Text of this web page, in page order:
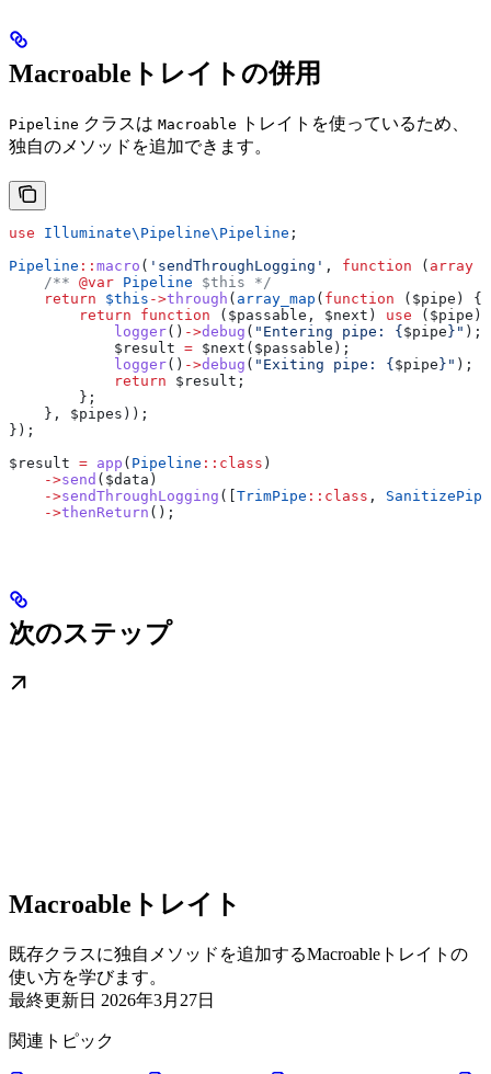
Macroableトレイトの併用
Pipeline クラスは Macroable
トレイトを使っているため、
独自のメソッドを追加できます。
use Illuminate\Pipeline\ Pipeline ;
Pipeline :: macro ( 'sendThroughLogging' , function ( array
    /**
@var Pipeline $this */
    return
$this ->through ( array_map ( function ( $pipe ) {
        return
function ( $passable , $next ) use ( $pipe )
            logger
() ->debug ( "Entering pipe: {$pipe}" );
            $result
= $next ( $passable );
            logger
() ->debug ( "Exiting pipe: {$pipe}" );
            return
$result ;
        };
    },
$pipes ));
});
$result = app ( Pipeline :: class )
    ->
send ( $data )
    ->
sendThroughLogging ([TrimPipe :: class , SanitizePipe
    ->
thenReturn ();
次のステップ
Macroableトレイト
既存クラスに独自メソッドを追加するMacroableトレイトの
使い方を学びます。
最終更新日 2026年3月27日
関連トピック